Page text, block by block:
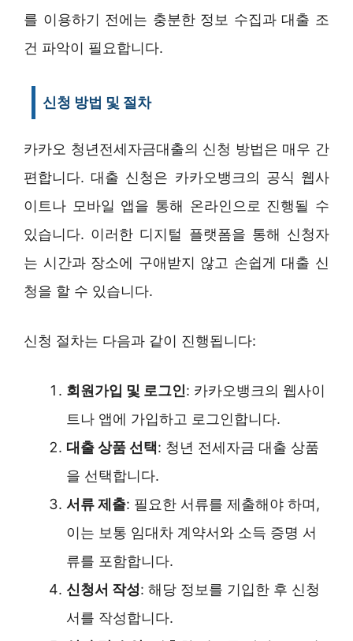
를 이용하기 전에는 충분한 정보 수집과 대출 조
건 파악이 필요합니다.
신청 방법 및 절차
카카오 청년전세자금대출의 신청 방법은 매우 간
편합니다. 대출 신청은 카카오뱅크의 공식 웹사
이트나 모바일 앱을 통해 온라인으로 진행될 수
있습니다. 이러한 디지털 플랫폼을 통해 신청자
는 시간과 장소에 구애받지 않고 손쉽게 대출 신
청을 할 수 있습니다.
신청 절차는 다음과 같이 진행됩니다:
회원가입 및 로그인: 카카오뱅크의 웹사이
트나 앱에 가입하고 로그인합니다.
대출 상품 선택: 청년 전세자금 대출 상품
을 선택합니다.
서류 제출: 필요한 서류를 제출해야 하며,
이는 보통 임대차 계약서와 소득 증명 서
류를 포함합니다.
신청서 작성: 해당 정보를 기입한 후 신청
서를 작성합니다.